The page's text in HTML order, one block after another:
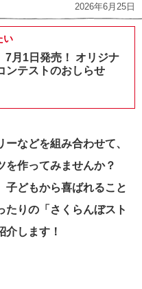
2026年6月25日
い
7月1日発売！ オリジナ
ンテストのおしらせ
などを組み合わせて、
を作ってみませんか？
子どもから喜ばれること
たりの「さくらんぼスト
介します！